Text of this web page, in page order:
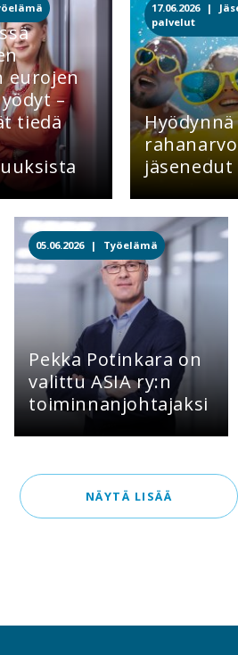
eurojen
–
tiedä
17.06.2026 |
palvelut
Hyödynnä
jäsenedut
05.06.2026 | Työelämä
Pekka Potinkara on
valittu ASIA ry:n
toiminnanjohtajaksi
NÄYTÄ LISÄÄ